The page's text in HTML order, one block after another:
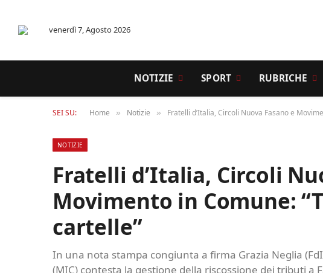
venerdì 7, Agosto 2026
NOTIZIE SPORT RUBRICHE
SEI SU: Home » Notizie » Fratelli d’Italia, Circoli Nuova Fasano e
NOTIZIE
Fratelli d’Italia, Circoli
Movimento in Comune:
cartelle”
In una nota stampa congiunta a firma Grazia Neglia
(MIC) contesta la gestione della riscossione dei tributi a